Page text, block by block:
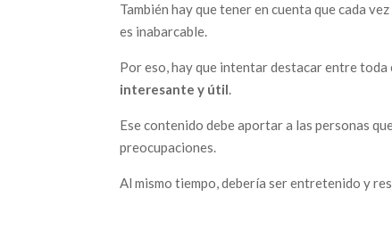
También hay que tener en cuenta que cada
es inabarcable.
Por eso, hay que intentar destacar entre
interesante y útil.
Ese contenido debe aportar a las personas
preocupaciones.
Al mismo tiempo, debería ser entretenido y